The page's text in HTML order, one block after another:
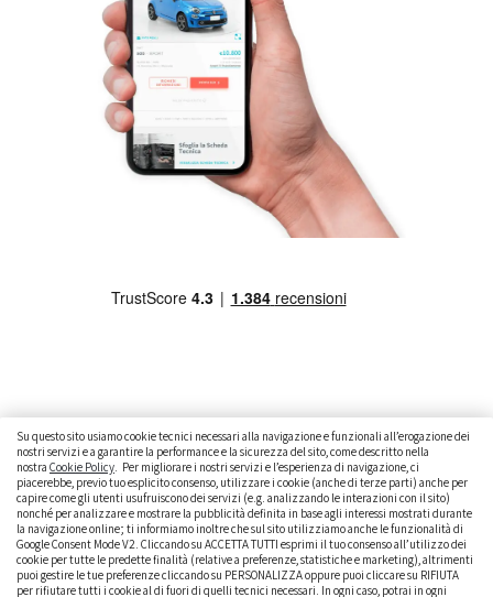
Su questo sito usiamo cookie tecnici necessari alla navigazione e funzionali all’erogazione dei
nostri servizi e a garantire la performance e la sicurezza del sito, come descritto nella
nostra Cookie Policy. Per migliorare i nostri servizi e l’esperienza di navigazione, ci
piacerebbe, previo tuo esplicito consenso, utilizzare i cookie (anche di terze parti) anche per
capire come gli utenti usufruiscono dei servizi (e.g. analizzando le interazioni con il sito)
nonché per analizzare e mostrare la pubblicità definita in base agli interessi mostrati durante
la navigazione online; ti informiamo inoltre che sul sito utilizziamo anche le funzionalità di
Google Consent Mode V2. Cliccando su ACCETTA TUTTI esprimi il tuo consenso all’utilizzo dei
cookie per tutte le predette finalità (relative a preferenze, statistiche e marketing), altrimenti
puoi gestire le tue preferenze cliccando su PERSONALIZZA oppure puoi cliccare su RIFIUTA
per rifiutare tutti i cookie al di fuori di quelli tecnici necessari. In ogni caso, potrai in ogni
CAMBIARE AUTO
GUIDA ALL’ACQUISTO
GUIDE PRATICHE
CURIOSITÀ
DATI ALLA MANO
DICE LA LEGGE
PARLIAMO DI NOI